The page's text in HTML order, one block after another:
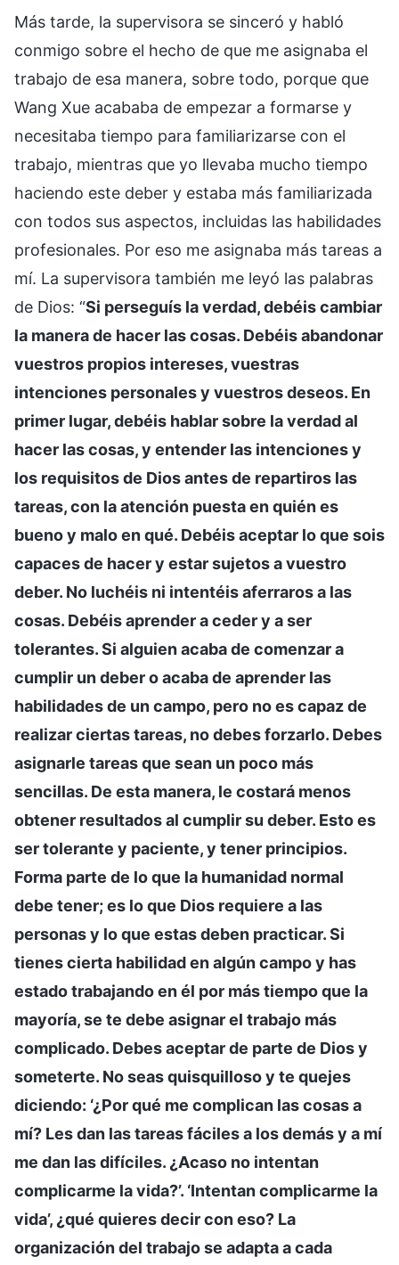
Más tarde, la supervisora se sinceró y habló
conmigo sobre el hecho de que me asignaba el
trabajo de esa manera, sobre todo, porque que
Wang Xue acababa de empezar a formarse y
necesitaba tiempo para familiarizarse con el
trabajo, mientras que yo llevaba mucho tiempo
haciendo este deber y estaba más familiarizada
con todos sus aspectos, incluidas las habilidades
profesionales. Por eso me asignaba más tareas a
mí. La supervisora también me leyó las palabras
de Dios: “Si perseguís la verdad, debéis cambiar
la manera de hacer las cosas. Debéis abandonar
vuestros propios intereses, vuestras
intenciones personales y vuestros deseos. En
primer lugar, debéis hablar sobre la verdad al
hacer las cosas, y entender las intenciones y
los requisitos de Dios antes de repartiros las
tareas, con la atención puesta en quién es
bueno y malo en qué. Debéis aceptar lo que sois
capaces de hacer y estar sujetos a vuestro
deber. No luchéis ni intentéis aferraros a las
cosas. Debéis aprender a ceder y a ser
tolerantes. Si alguien acaba de comenzar a
cumplir un deber o acaba de aprender las
habilidades de un campo, pero no es capaz de
realizar ciertas tareas, no debes forzarlo. Debes
asignarle tareas que sean un poco más
sencillas. De esta manera, le costará menos
obtener resultados al cumplir su deber. Esto es
ser tolerante y paciente, y tener principios.
Forma parte de lo que la humanidad normal
debe tener; es lo que Dios requiere a las
personas y lo que estas deben practicar. Si
tienes cierta habilidad en algún campo y has
estado trabajando en él por más tiempo que la
mayoría, se te debe asignar el trabajo más
complicado. Debes aceptar de parte de Dios y
someterte. No seas quisquilloso y te quejes
diciendo: ‘¿Por qué me complican las cosas a
mí? Les dan las tareas fáciles a los demás y a mí
me dan las difíciles. ¿Acaso no intentan
complicarme la vida?’. ‘Intentan complicarme la
vida’, ¿qué quieres decir con eso? La
organización del trabajo se adapta a cada